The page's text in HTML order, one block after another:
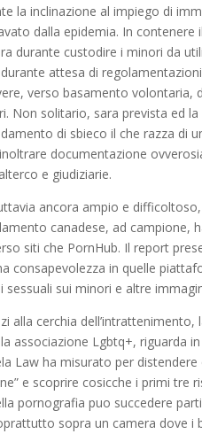
la inclinazione al impiego di
dalla epidemia. In
durante custodire i minori da
attesa di
verso basamento volontaria,
Non solitario, sara prevista ed
di sbieco il che razza di
documentazione
e giudiziarie.
ancora ampio e
canadese, ad campione,
siti che PornHub. Il report
consapevolezza in quelle
sessuali sui minori e altre
alla cerchia
associazione Lgbtq+, riguarda
Law ha misurato per
e scoprire cosicche i primi tre
pornografia puo succedere
sopra un camera dove i